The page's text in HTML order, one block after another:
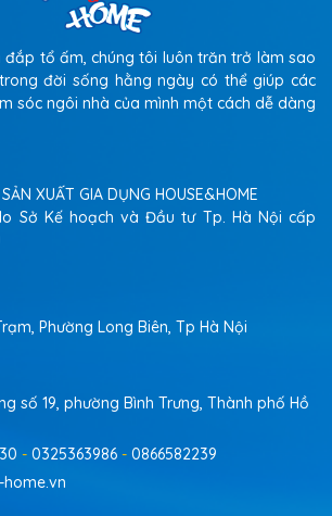
đắp tổ ấm, chúng tôi luôn trăn trở làm sao
đời sống hằng ngày có thể giúp các
sóc ngôi nhà của mình một cách dễ dàng
XUẤT GIA DỤNG HOUSE&HOME
Sở Kế hoạch và Đầu tư Tp. Hà Nội cấp
Phường Long Biên, Tp Hà Nội
số 19, phường Bình Trưng, Thành phố Hồ
- 0325363986 - 0866582239